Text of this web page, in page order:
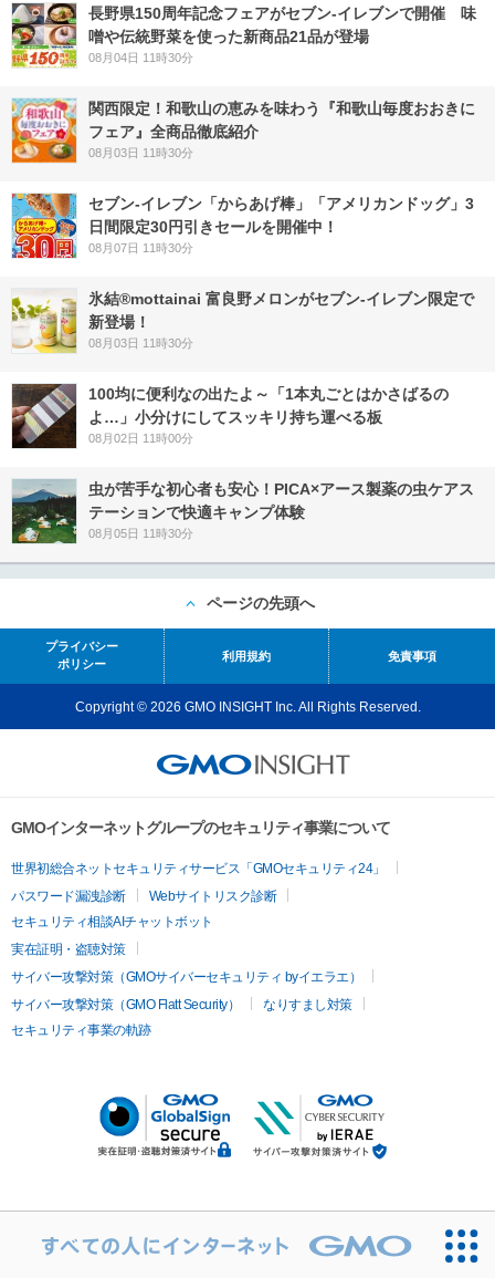
長野県150周年記念フェアがセブン-イレブンで開催 味
噌や伝統野菜を使った新商品21品が登場
08月04日 11時30分
関西限定！和歌山の恵みを味わう『和歌山毎度おおきに
フェア』全商品徹底紹介
08月03日 11時30分
セブン‐イレブン「からあげ棒」「アメリカンドッグ」3
日間限定30円引きセールを開催中！
08月07日 11時30分
氷結®mottainai 富良野メロンがセブン‐イレブン限定で
新登場！
08月03日 11時30分
100均に便利なの出たよ～「1本丸ごとはかさばるの
よ…」小分けにしてスッキリ持ち運べる板
08月02日 11時00分
虫が苦手な初心者も安心！PICA×アース製薬の虫ケアス
テーションで快適キャンプ体験
08月05日 11時30分
ページの先頭へ
プライバシー
ポリシー
利用規約 免責事項
Copyright © 2026 GMO INSIGHT Inc. All Rights Reserved.
GMOインターネットグループのセキュリティ事業について
世界初総合ネットセキュリティサービス「GMOセキュリティ24」
パスワード漏洩診断
Webサイトリスク診断
セキュリティ相談AIチャットボット
実在証明・盗聴対策
サイバー攻撃対策（GMOサイバーセキュリティ byイエラエ）
サイバー攻撃対策（GMO Flatt Security）
なりすまし対策
セキュリティ事業の軌跡